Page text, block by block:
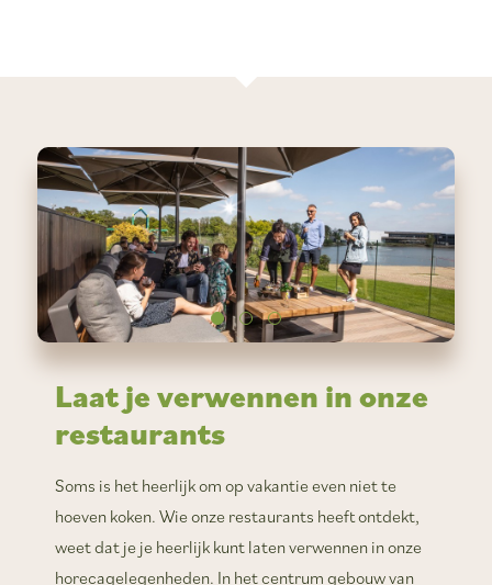
Laat je verwennen in onze
restaurants
Soms is het heerlijk om op vakantie even niet te
hoeven koken. Wie onze restaurants heeft ontdekt,
weet dat je je heerlijk kunt laten verwennen in onze
horecagelegenheden. In het centrum gebouw van